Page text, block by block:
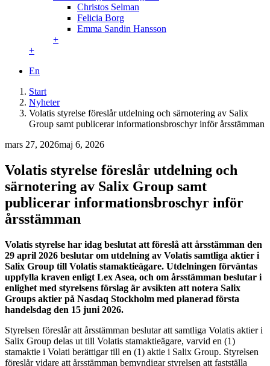
Christos Selman
Felicia Borg
Emma Sandin Hansson
+
+
En
Start
Nyheter
Volatis styrelse föreslår utdelning och särnotering av Salix
Group samt publicerar informationsbroschyr inför årsstämman
mars 27, 2026maj 6, 2026
Volatis styrelse föreslår utdelning och
särnotering av Salix Group samt
publicerar informationsbroschyr inför
årsstämman
Volatis styrelse har idag beslutat att föreslå att årsstämman den
29 april 2026 beslutar om utdelning av Volatis samtliga aktier i
Salix Group till Volatis stamaktieägare. Utdelningen förväntas
uppfylla kraven enligt Lex Asea, och om årsstämman beslutar i
enlighet med styrelsens förslag är avsikten att notera Salix
Groups aktier på Nasdaq Stockholm med planerad första
handelsdag den 15 juni 2026.
Styrelsen föreslår att årsstämman beslutar att samtliga Volatis aktier i
Salix Group delas ut till Volatis stamaktieägare, varvid en (1)
stamaktie i Volati berättigar till en (1) aktie i Salix Group. Styrelsen
föreslår vidare att årsstämman bemyndigar styrelsen att fastställa